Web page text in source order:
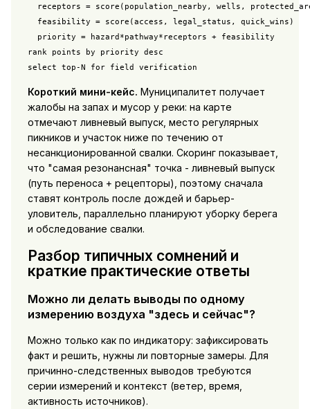
receptors = score(population_nearby, wells,
  feasibility = score(access, legal_status, quick_wins)
  priority = hazard*pathway*receptors + feasibility
rank points by priority desc
select top-N for field verification
Короткий мини-кейс. Муниципалитет получает
жалобы на запах и мусор у реки: на карте
отмечают ливневый выпуск, место регулярных
пикников и участок ниже по течению от
несанкционированной свалки. Скоринг показывает,
что "самая резонансная" точка - ливневый выпуск
(путь переноса + рецепторы), поэтому сначала
ставят контроль после дождей и барьер-
уловитель, параллельно планируют уборку берега
и обследование свалки.
Разбор типичных сомнений и
краткие практические ответы
Можно ли делать выводы по одному
измерению воздуха "здесь и сейчас"?
Можно только как по индикатору: зафиксировать
факт и решить, нужны ли повторные замеры. Для
причинно-следственных выводов требуются
серии измерений и контекст (ветер, время,
активность источников).